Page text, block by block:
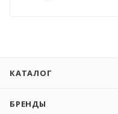
КАТАЛОГ
БРЕНДЫ